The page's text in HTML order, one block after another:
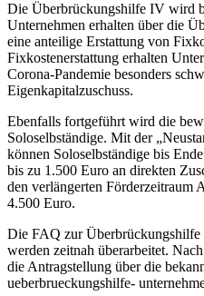
Die Überbrückungshilfe IV wird
Unternehmen erhalten über die
eine anteilige Erstattung von
Fixkostenerstattung erhalten
Corona-Pandemie besonders
Eigenkapitalzuschuss.
Ebenfalls fortgeführt wird die
Soloselbständige. Mit der
können Soloselbständige bis
bis zu 1.500 Euro an direkten
den verlängerten Förderzeitraum
4.500 Euro.
Die FAQ zur
werden zeitnah überarbeitet.
die Antragstellung über die
ueberbrueckungshilfe-